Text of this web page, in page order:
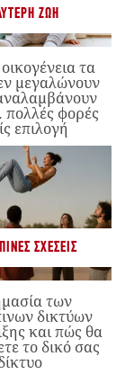
ΖΩΉ
τα
μεγαλώνουν
φορές
επιλογή
ΣΧΈΣΕΙΣ
των
δικτύων
και πώς θα
το δικό σας